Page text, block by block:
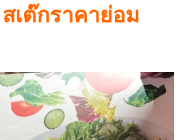
เต๊กราคาย่อม